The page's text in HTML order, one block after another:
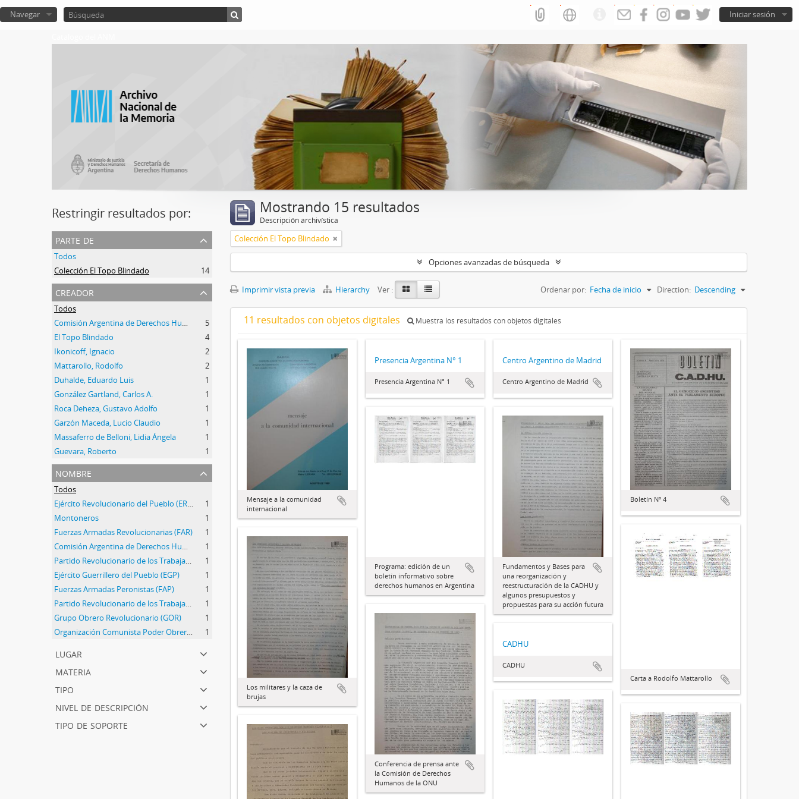
Iniciar sesión
Navegar
Restringir resultados por:
parte de
Todos
Colección El Topo Blindado
14
creador
Todos
5
El Topo Blindado
4
Ikonicoff, Ignacio
2
Mattarollo, Rodolfo
2
Duhalde, Eduardo Luis
1
González Gartland, Carlos A.
1
Roca Deheza, Gustavo Adolfo
1
Garzón Maceda, Lucio Claudio
1
Massaferro de Belloni, Lidia Ángela
1
Guevara, Roberto
1
nombre
Todos
1
Montoneros
1
Fuerzas Armadas Revolucionarias (FAR)
1
1
1
Ejército Guerrillero del Pueblo (EGP)
1
Fuerzas Armadas Peronistas (FAP)
1
1
Grupo Obrero Revolucionario (GOR)
1
1
lugar
materia
tipo
nivel de descripción
tipo de soporte
Mostrando 15 resultados
Descripción archivística
Colección El Topo Blindado
Opciones avanzadas de búsqueda
Imprimir vista previa Hierarchy Ver : Ordenar por: Fecha de inicio Direction: Descending
11 resultados con objetos digitales Muestra los resultados con objetos digitales
Mensaje a la comunidad
internacional
Presencia Argentina N° 1
Presencia Argentina N° 1
Centro Argentino de Madrid
Centro Argentino de Madrid
Boletín Nº 4
Programa: edición de un
boletín informativo sobre
derechos humanos en Argentina
Fundamentos y Bases para
una reorganización y
reestructuración de la CADHU y
algunos presupuestos y
propuestas para su acción futura
Carta a Rodolfo Mattarollo
Los militares y la caza de
brujas
Conferencia de prensa ante
la Comisión de Derechos
Humanos de la ONU
CADHU
CADHU